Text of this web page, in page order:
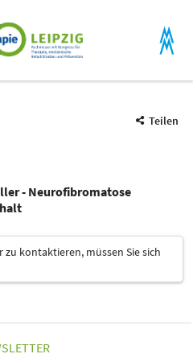
Teilen
- Neurofibromatose
zu kontaktieren, müssen Sie sich